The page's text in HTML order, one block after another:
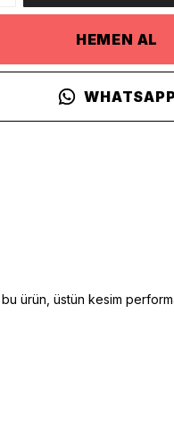
HEMEN AL
ürün, üstün kesim